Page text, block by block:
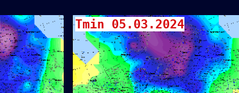
Tmin 05.03.2024